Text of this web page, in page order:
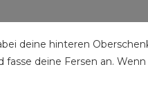
deine hinteren
fasse deine Fersen an.